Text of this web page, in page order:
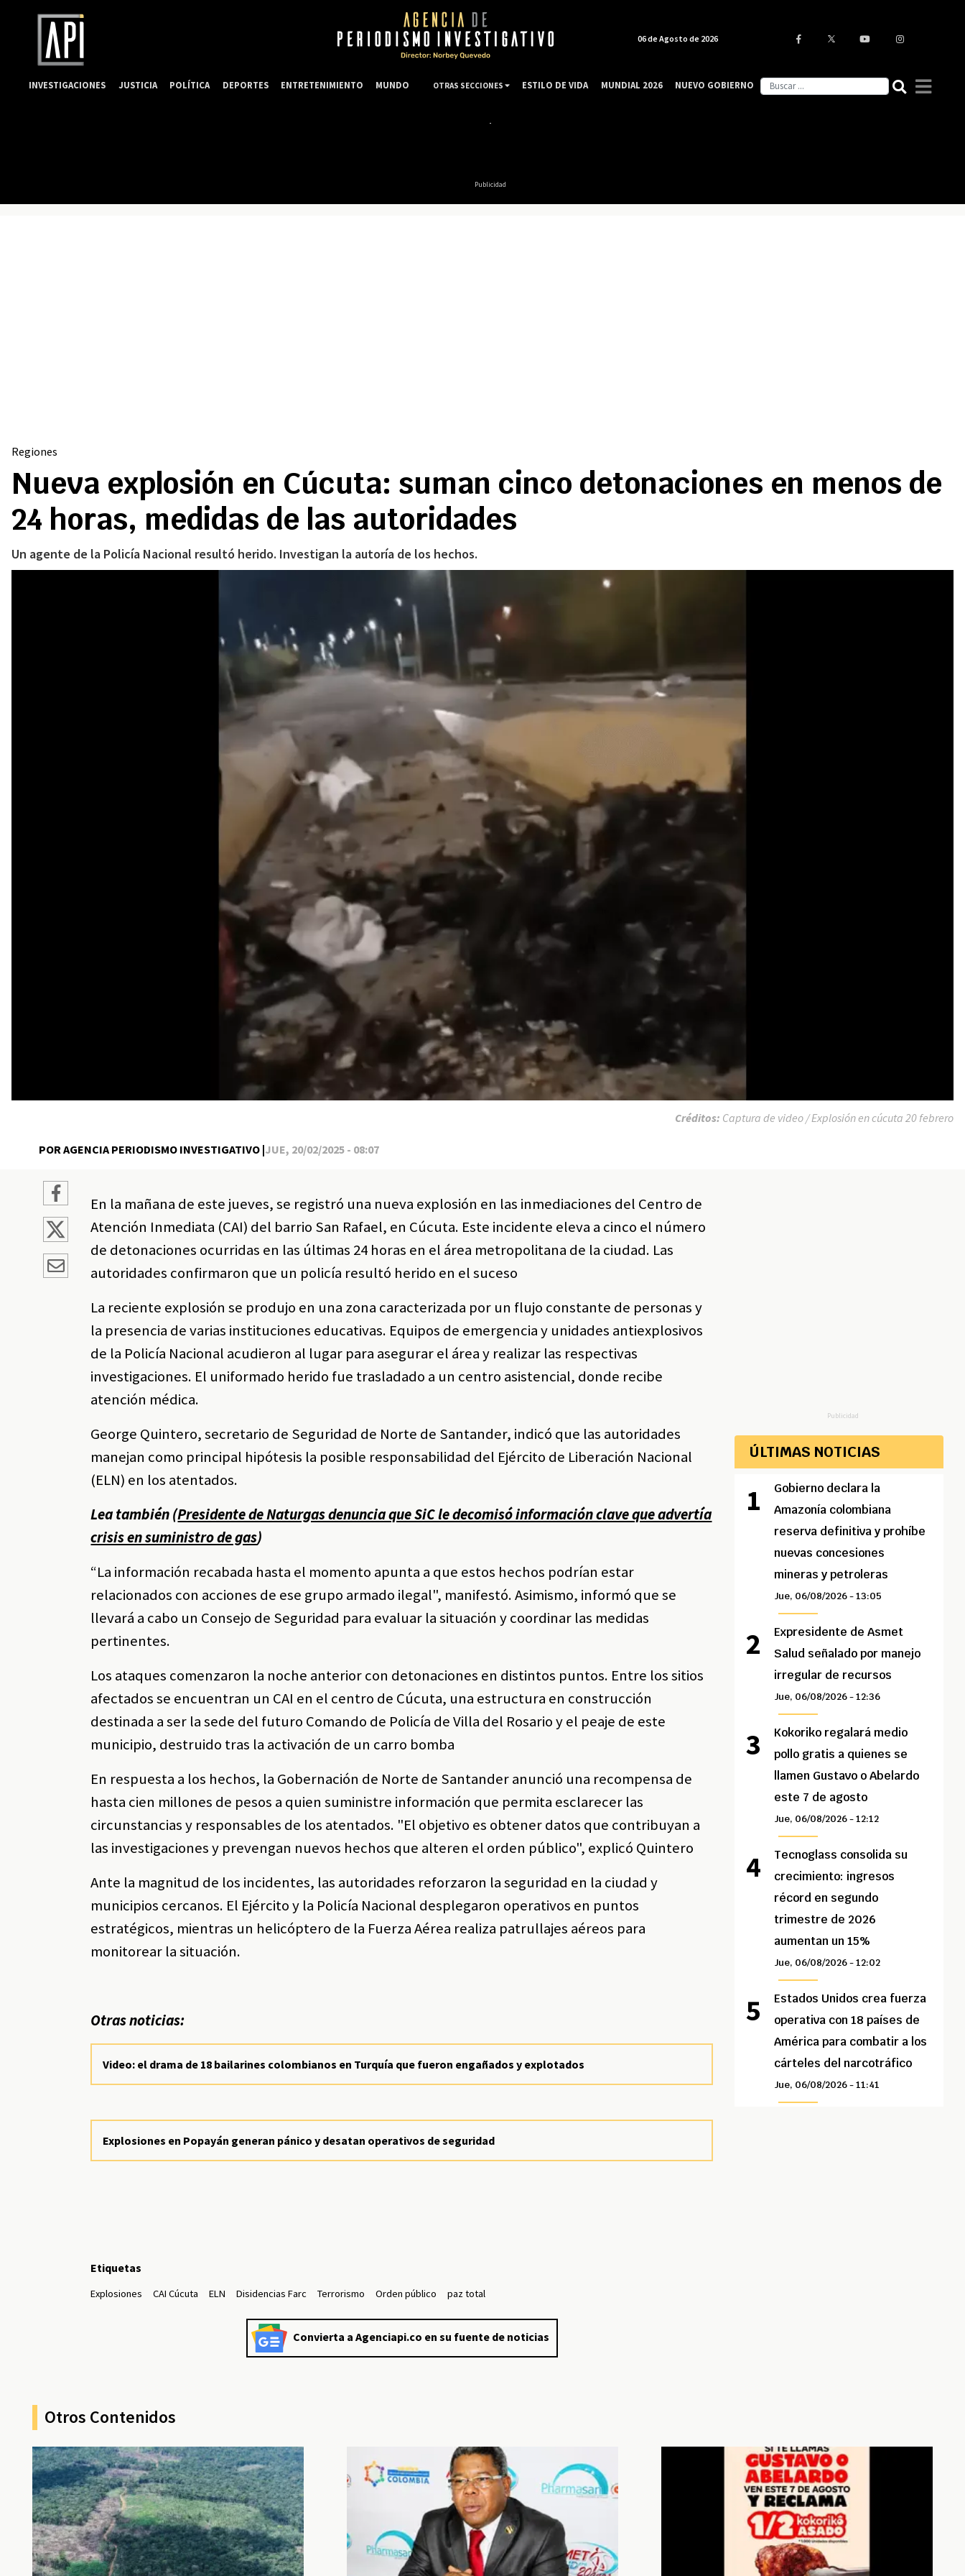
Publicidad
Regiones
Nueva explosión en Cúcuta: suman cinco detonaciones en menos de
24 horas, medidas de las autoridades
Un agente de la Policía Nacional resultó herido. Investigan la autoría de los hechos.
POR AGENCIA PERIODISMO INVESTIGATIVO |JUE, 20/02/2025 - 08:07
Créditos: Captura de video / Explosión en cúcuta 20 febrero
En la mañana de este jueves, se registró una nueva explosión en las inmediaciones del Centro de
Atención Inmediata (CAI) del barrio San Rafael, en Cúcuta. Este incidente eleva a cinco el número
de detonaciones ocurridas en las últimas 24 horas en el área metropolitana de la ciudad. Las
autoridades confirmaron que un policía resultó herido en el suceso
La reciente explosión se produjo en una zona caracterizada por un flujo constante de personas y
la presencia de varias instituciones educativas. Equipos de emergencia y unidades antiexplosivos
de la Policía Nacional acudieron al lugar para asegurar el área y realizar las respectivas
investigaciones. El uniformado herido fue trasladado a un centro asistencial, donde recibe
atención médica.
George Quintero, secretario de Seguridad de Norte de Santander, indicó que las autoridades
manejan como principal hipótesis la posible responsabilidad del Ejército de Liberación Nacional
(ELN) en los atentados.
Lea también (Presidente de Naturgas denuncia que SiC le decomisó información clave que advertía
crisis en suministro de gas)
“La información recabada hasta el momento apunta a que estos hechos podrían estar
relacionados con acciones de ese grupo armado ilegal", manifestó. Asimismo, informó que se
llevará a cabo un Consejo de Seguridad para evaluar la situación y coordinar las medidas
pertinentes.
Los ataques comenzaron la noche anterior con detonaciones en distintos puntos. Entre los sitios
afectados se encuentran un CAI en el centro de Cúcuta, una estructura en construcción
destinada a ser la sede del futuro Comando de Policía de Villa del Rosario y el peaje de este
municipio, destruido tras la activación de un carro bomba
En respuesta a los hechos, la Gobernación de Norte de Santander anunció una recompensa de
hasta cien millones de pesos a quien suministre información que permita esclarecer las
circunstancias y responsables de los atentados. "El objetivo es obtener datos que contribuyan a
las investigaciones y prevengan nuevos hechos que alteren el orden público", explicó Quintero
Ante la magnitud de los incidentes, las autoridades reforzaron la seguridad en la ciudad y
municipios cercanos. El Ejército y la Policía Nacional desplegaron operativos en puntos
estratégicos, mientras un helicóptero de la Fuerza Aérea realiza patrullajes aéreos para
monitorear la situación.
Otras noticias:
Video: el drama de 18 bailarines colombianos en Turquía que fueron engañados y explotados
Explosiones en Popayán generan pánico y desatan operativos de seguridad
Etiquetas
Explosiones CAI Cúcuta ELN Disidencias Farc Terrorismo Orden público paz total
Convierta a Agenciapi.co en su fuente de noticias
Publicidad
ÚLTIMAS NOTICIAS
Gobierno declara la
Amazonía colombiana
reserva definitiva y prohíbe
nuevas concesiones
mineras y petroleras
Jue, 06/08/2026 - 13:05
Expresidente de Asmet
Salud señalado por manejo
irregular de recursos
Jue, 06/08/2026 - 12:36
Kokoriko regalará medio
pollo gratis a quienes se
llamen Gustavo o Abelardo
este 7 de agosto
Jue, 06/08/2026 - 12:12
Tecnoglass consolida su
crecimiento: ingresos
récord en segundo
trimestre de 2026
aumentan un 15%
Jue, 06/08/2026 - 12:02
Estados Unidos crea fuerza
operativa con 18 países de
América para combatir a los
cárteles del narcotráfico
Jue, 06/08/2026 - 11:41
Otros Contenidos
06 de Agosto de 2026
INVESTIGACIONES JUSTICIA POLÍTICA DEPORTES ENTRETENIMIENTO MUNDO OTRAS SECCIONES ESTILO DE VIDA MUNDIAL 2026 NUEVO GOBIERNO